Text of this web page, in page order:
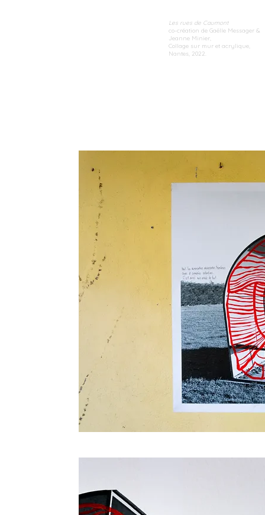
Les rues de Caumont
co-création de Gaëlle Messager &
Jeanne Minier,
Collage sur mur et acrylique,
Nantes, 2022.